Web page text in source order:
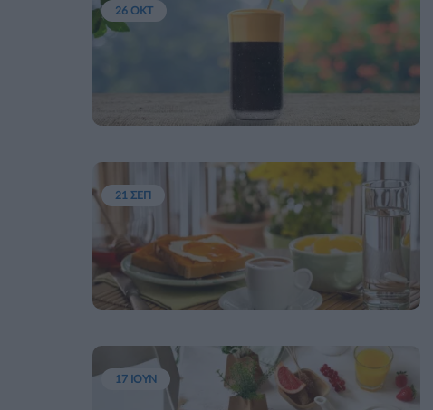
26 ΟΚΤ
21 ΣΕΠ
17 ΙΟΥΝ